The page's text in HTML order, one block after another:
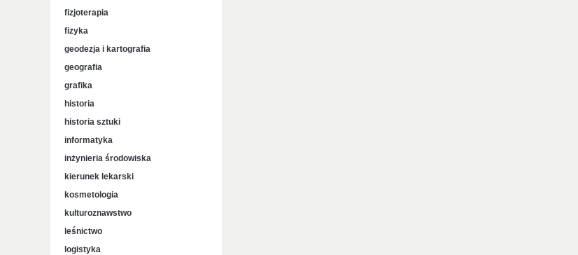
fizjoterapia
fizyka
geodezja i kartografia
geografia
grafika
historia
historia sztuki
informatyka
inżynieria środowiska
kierunek lekarski
kosmetologia
kulturoznawstwo
leśnictwo
logistyka